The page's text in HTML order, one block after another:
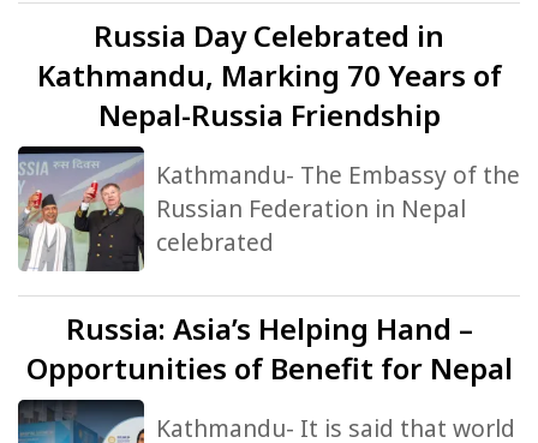
Russia Day Celebrated in
Kathmandu, Marking 70 Years of
Nepal-Russia Friendship
Kathmandu- The Embassy of the
Russian Federation in Nepal
celebrated
Russia: Asia’s Helping Hand –
Opportunities of Benefit for Nepal
Kathmandu- It is said that world